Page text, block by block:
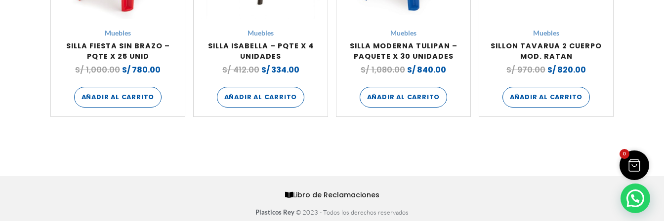
Muebles
SILLA FIESTA SIN BRAZO –
PQTE X 25 UNID
S/1,000.00 S/780.00
AÑADIR AL CARRITO
Muebles
SILLA ISABELLA – PQTE X 4
UNIDADES
S/412.00 S/334.00
AÑADIR AL CARRITO
Muebles
SILLA MODERNA TULIPAN –
PAQUETE X 30 UNIDADES
S/1,080.00 S/840.00
AÑADIR AL CARRITO
Muebles
SILLON TAVARUA 2 CUERPO
MOD. RATAN
S/970.00 S/820.00
AÑADIR AL CARRITO
Libro de Reclamaciones
Plasticos Rey© 2023 - Todos los derechos reservados
0